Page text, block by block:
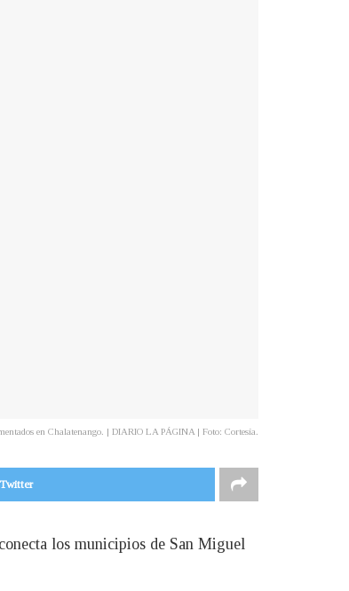
en Chalatenango. | DIARIO LA PÁGINA | Foto: Cortesía.
los municipios de San Miguel